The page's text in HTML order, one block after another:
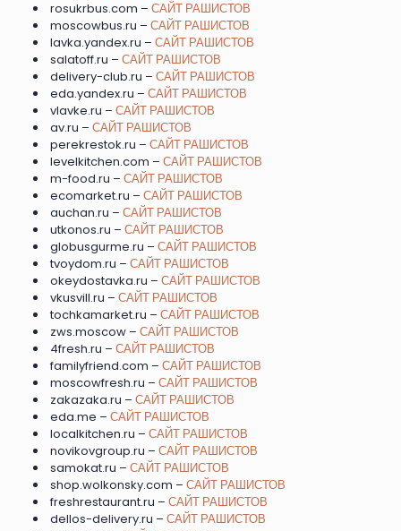
rosukrbus.com – САЙТ РАШИСТОВ
moscowbus.ru – САЙТ РАШИСТОВ
lavka.yandex.ru – САЙТ РАШИСТОВ
salatoff.ru – САЙТ РАШИСТОВ
delivery-club.ru – САЙТ РАШИСТОВ
eda.yandex.ru – САЙТ РАШИСТОВ
vlavke.ru – САЙТ РАШИСТОВ
av.ru – САЙТ РАШИСТОВ
perekrestok.ru – САЙТ РАШИСТОВ
levelkitchen.com – САЙТ РАШИСТОВ
m-food.ru – САЙТ РАШИСТОВ
ecomarket.ru – САЙТ РАШИСТОВ
auchan.ru – САЙТ РАШИСТОВ
utkonos.ru – САЙТ РАШИСТОВ
globusgurme.ru – САЙТ РАШИСТОВ
tvoydom.ru – САЙТ РАШИСТОВ
okeydostavka.ru – САЙТ РАШИСТОВ
vkusvill.ru – САЙТ РАШИСТОВ
tochkamarket.ru – САЙТ РАШИСТОВ
zws.moscow – САЙТ РАШИСТОВ
4fresh.ru – САЙТ РАШИСТОВ
familyfriend.com – САЙТ РАШИСТОВ
moscowfresh.ru – САЙТ РАШИСТОВ
zakazaka.ru – САЙТ РАШИСТОВ
eda.me – САЙТ РАШИСТОВ
localkitchen.ru – САЙТ РАШИСТОВ
novikovgroup.ru – САЙТ РАШИСТОВ
samokat.ru – САЙТ РАШИСТОВ
shop.wolkonsky.com – САЙТ РАШИСТОВ
freshrestaurant.ru – САЙТ РАШИСТОВ
dellos-delivery.ru – САЙТ РАШИСТОВ